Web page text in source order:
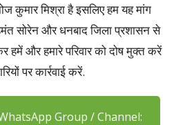
कुमार मिश्रा है इसलिए हम यह मांग
सोरेन और धनबाद जिला प्रशासन से
हमें और हमारे परिवार को दोष मुक्त करें
पर कार्रवाई करें.
Group / Channel: